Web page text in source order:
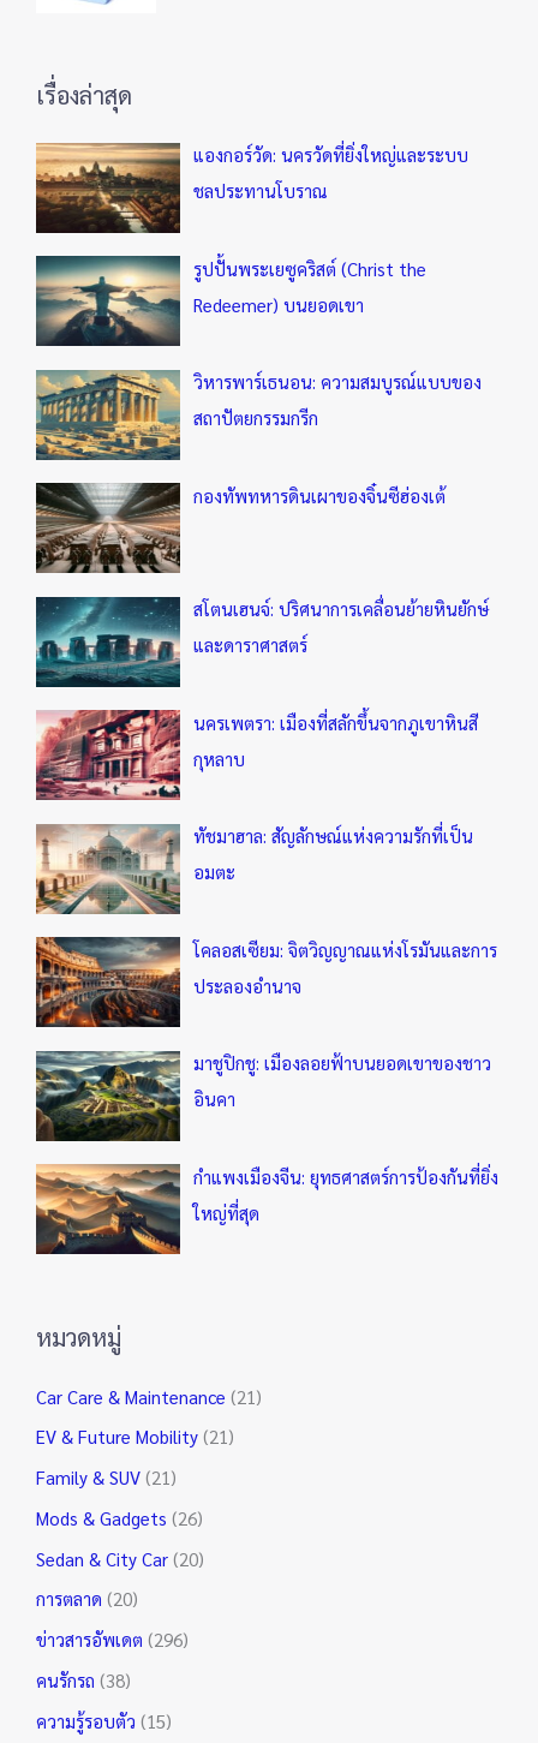
เรื่องล่าสุด
แองกอร์วัด: นครวัดที่ยิ่งใหญ่และระบบ
ชลประทานโบราณ
รูปปั้นพระเยซูคริสต์ (Christ the
Redeemer) บนยอดเขา
วิหารพาร์เธนอน: ความสมบูรณ์แบบของ
สถาปัตยกรรมกรีก
กองทัพทหารดินเผาของจิ๋นซีฮ่องเต้
สโตนเฮนจ์: ปริศนาการเคลื่อนย้ายหินยักษ์
และดาราศาสตร์
นครเพตรา: เมืองที่สลักขึ้นจากภูเขาหินสี
กุหลาบ
ทัชมาฮาล: สัญลักษณ์แห่งความรักที่เป็น
อมตะ
โคลอสเซียม: จิตวิญญาณแห่งโรมันและการ
ประลองอำนาจ
มาชูปิกชู: เมืองลอยฟ้าบนยอดเขาของชาว
อินคา
กำแพงเมืองจีน: ยุทธศาสตร์การป้องกันที่ยิ่ง
ใหญ่ที่สุด
หมวดหมู่
Car Care & Maintenance (21)
EV & Future Mobility (21)
Family & SUV (21)
Mods & Gadgets (26)
Sedan & City Car (20)
การตลาด (20)
ข่าวสารอัพเดต (296)
คนรักรถ (38)
ความรู้รอบตัว (15)